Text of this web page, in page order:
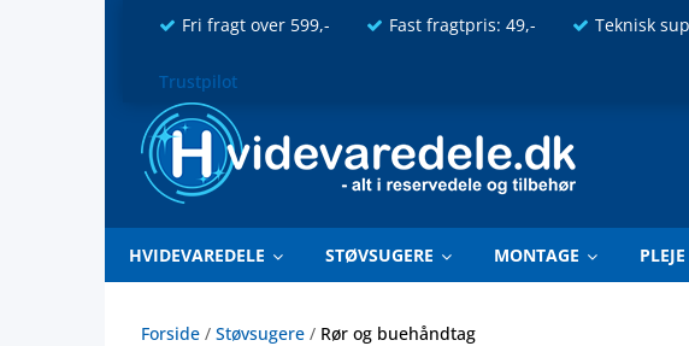
Fri fragt over 599,- Fast fragtpris: 49,- Teknisk
Trustpilot
HVIDEVAREDELE STØVSUGERE MONTAGE
Forside / Støvsugere / Rør og buehåndtag